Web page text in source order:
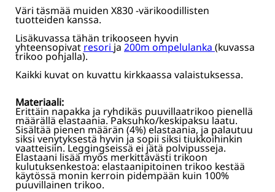
Väri täsmää muiden X830 -värikoodillisten
tuotteiden kanssa.
Lisäkuvassa tähän trikooseen hyvin
yhteensopivat resori ja 200m ompelulanka (kuvassa
trikoo pohjalla).
Kaikki kuvat on kuvattu kirkkaassa valaistuksessa.
Materiaali:
Erittäin napakka ja ryhdikäs puuvillaatrikoo pienellä
määrällä elastaania. Paksuhko/keskipaksu laatu.
Sisältää pienen määrän (4%) elastaania, ja palautuu
siksi venytyksestä hyvin ja sopii siksi tiukkoihinkin
vaatteisiin. Leggingseissä ei jätä polvipusseja.
Elastaani lisää myös merkittävästi trikoon
kulutuksenkestoa: elastaanipitoinen trikoo kestää
käytössä monin kerroin pidempään kuin 100%
puuvillainen trikoo.